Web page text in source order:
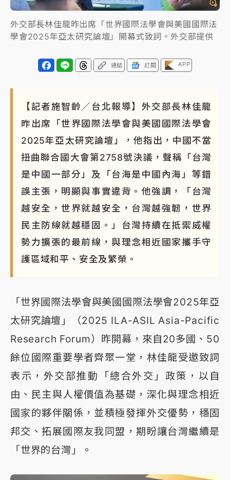
地午後雷雨
分析｜ 7月營收甫首破單月9000億元下半年續旺指
標？ 鴻海本週法說法人關注的四大重點
NBA｜ 傳奇名帥驚傳離世！曾以「瘋狂籃球」震撼聯
盟 兩大愛徒向他致
外交部長林佳龍昨出席「世界國際法學會與美國國際法
學會2025年亞太研究論壇」開幕式致詞。外交部提供
連結 訂閱 APP
【記者施智齡／台北報導】外交部長林佳龍
昨出席「世界國際法學會與美國國際法學會
2025年亞太研究論壇」，他指出，中國不當
扭曲聯合國大會第2758號決議，聲稱「台灣
是中國一部分」及「台海是中國內海」等錯
誤主張，明顯與事實違背。他強調，「台灣
越安全，世界就越安全，台灣越強韌，世界
民主防線就越穩固。」台灣持續在抵禦威權
勢力擴張的最前線，與理念相近國家攜手守
護區域和平、安全及繁榮。
「世界國際法學會與美國國際法學會2025年亞
太研究論壇」（2025 ILA-ASIL Asia-Pacific
Research Forum）昨開幕，來自20多國、50
餘位國際重要學者齊聚一堂，林佳龍受邀致詞
表示，外交部推動「總合外交」政策，以自
由、民主與人權價值為基礎，深化與理念相近
國家的夥伴關係，並積極發揮外交優勢，穩固
邦交、拓展國際友我同盟，期盼讓台灣繼續是
「世界的台灣」。